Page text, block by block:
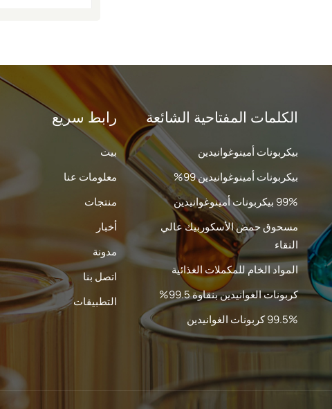
رابط سريع
بيت
معلومات عنا
منتجات
أخبار
مدونة
اتصل بنا
التطبيقات
الكلمات المفتاحية الشائعة
بيكربونات أمينوغوانيدين
بيكربونات أمينوغوانيدين 99%
99% بيكربونات أمينوغوانيدين
مسحوق حمض الأسكوربيك عالي
النقاء
المواد الخام للمكملات الغذائية
كربونات الغوانيدين بنقاوة 99.5%
99.5% كربونات الغوانيدين